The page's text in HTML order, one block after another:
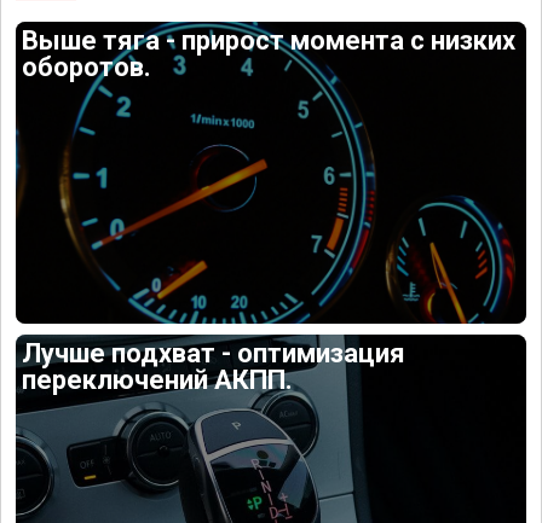
Выше тяга - прирост момента с низких
оборотов.
Лучше подхват - оптимизация
переключений АКПП.